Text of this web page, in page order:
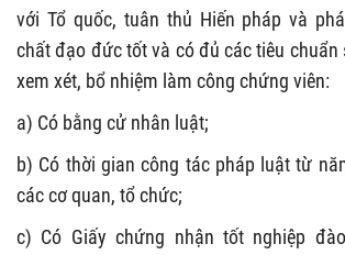
với Tổ quốc, tuân thủ Hiến pháp và
chất đạo đức tốt và có đủ các tiêu
xem xét, bổ nhiệm làm công chứng viên:
a) Có bằng cử nhân luật;
b) Có thời gian công tác pháp luật từ
các cơ quan, tổ chức;
c) Có Giấy chứng nhận tốt nghiệp